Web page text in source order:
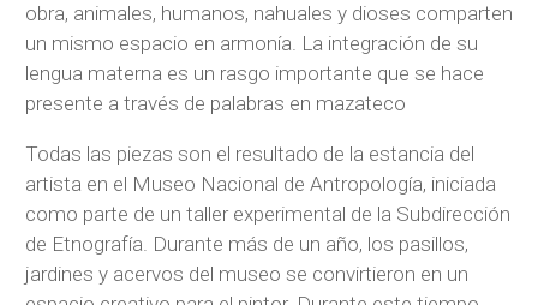
obra, animales, humanos, nahuales y dioses comparten
un mismo espacio en armonía. La integración de su
lengua materna es un rasgo importante que se hace
presente a través de palabras en mazateco
Todas las piezas son el resultado de la estancia del
artista en el Museo Nacional de Antropología, iniciada
como parte de un taller experimental de la Subdirección
de Etnografía. Durante más de un año, los pasillos,
jardines y acervos del museo se convirtieron en un